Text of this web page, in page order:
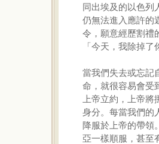
同出埃及的以色列
仍無法進入應許的
令，願意經歷割禮
「今天，我除掉
當我們失去或忘記
命，就很容易會受
上帝立約，上帝
身分。每當我們的
降服於上帝的帶領
亞一樣順服，甚至